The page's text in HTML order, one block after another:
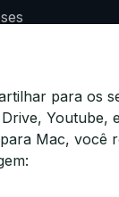
para os
Youtube,
Mac, você